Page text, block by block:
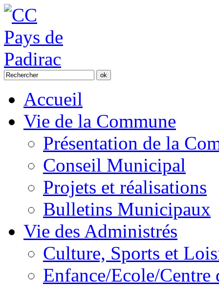
Accueil
Vie de la Commune
Présentation de la
Conseil Municipal
Projets et réalisations
Bulletins Municipaux
Vie des Administrés
Culture, Sports et
Enfance/Ecole/Centre